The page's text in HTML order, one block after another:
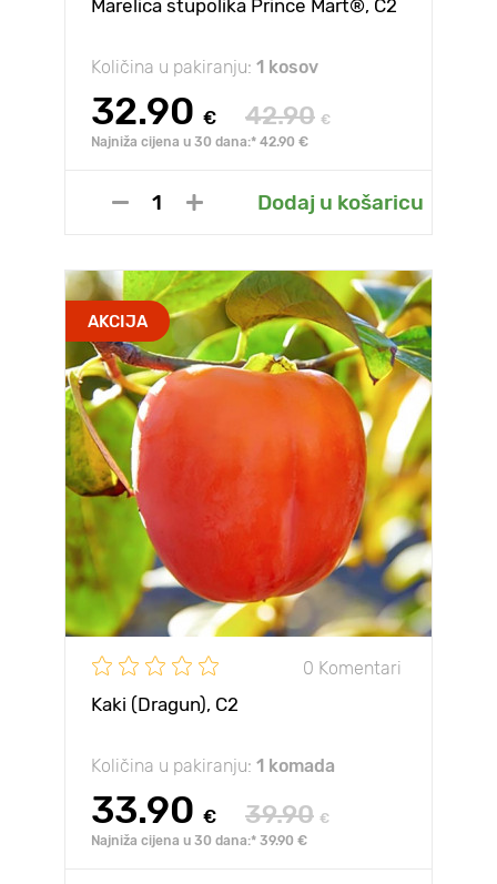
Marelica stupolika Prince Mart®, C2
Količina u pakiranju: 1 kosov
32.90 € 42.90 €
Najniža cijena u 30 dana:* 42.90 €
Dodaj u košaricu
AKCIJA
0 Komentari
Kaki (Dragun), С2
Količina u pakiranju: 1 komada
33.90 € 39.90 €
Najniža cijena u 30 dana:* 39.90 €